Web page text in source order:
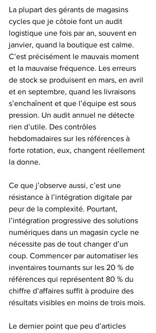
La plupart des gérants de magasins
cycles que je côtoie font un audit
logistique une fois par an, souvent en
janvier, quand la boutique est calme.
C’est précisément le mauvais moment
et la mauvaise fréquence. Les erreurs
de stock se produisent en mars, en avril
et en septembre, quand les livraisons
s’enchaînent et que l’équipe est sous
pression. Un audit annuel ne détecte
rien d’utile. Des contrôles
hebdomadaires sur les références à
forte rotation, eux, changent réellement
la donne.
Ce que j’observe aussi, c’est une
résistance à l’intégration digitale par
peur de la complexité. Pourtant,
l’intégration progressive des solutions
numériques dans un magasin cycle ne
nécessite pas de tout changer d’un
coup. Commencer par automatiser les
inventaires tournants sur les 20 % de
références qui représentent 80 % du
chiffre d’affaires suffit à produire des
résultats visibles en moins de trois mois.
Le dernier point que peu d’articles